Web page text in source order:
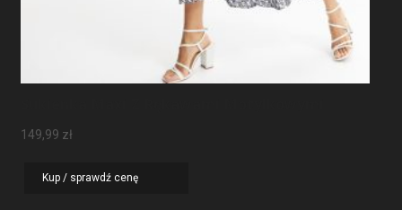
149,99 zł
Kup / sprawdź cenę